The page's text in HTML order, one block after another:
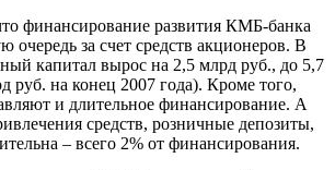
финансирование развития КМБ-банка
очередь за счет средств акционеров. В
капитал вырос на 2,5 млрд руб., до 5,7
руб. на конец 2007 года). Кроме того,
и длительное финансирование. А
средств, розничные депозиты,
– всего 2% от финансирования.